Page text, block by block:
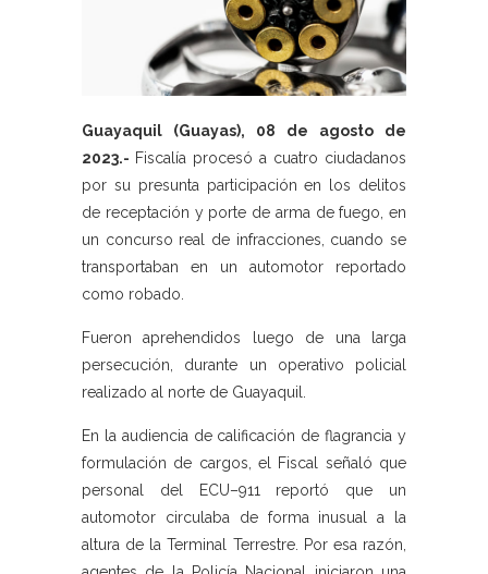
Guayaquil (Guayas), 08 de agosto de
2023.- Fiscalía procesó a cuatro ciudadanos
por su presunta participación en los delitos
de receptación y porte de arma de fuego, en
un concurso real de infracciones, cuando se
transportaban en un automotor reportado
como robado.
Fueron aprehendidos luego de una larga
persecución, durante un operativo policial
realizado al norte de Guayaquil.
En la audiencia de calificación de flagrancia y
formulación de cargos, el Fiscal señaló que
personal del ECU–911 reportó que un
automotor circulaba de forma inusual a la
altura de la Terminal Terrestre. Por esa razón,